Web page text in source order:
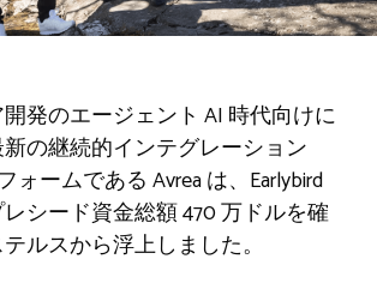
発のエージェント AI 時代向けに
の継続的インテグレーション
ォームである Avrea は、Earlybird
シード資金総額 470 万ドルを確
ルスから浮上しました。